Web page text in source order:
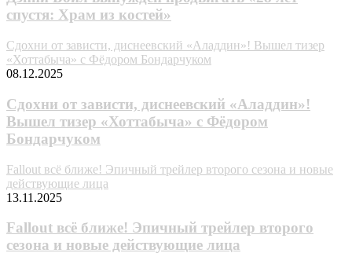
спустя: Храм из костей»
Сдохни от зависти, диснеевский «Аладдин»! Вышел тизер
«Хоттабыча» с Фёдором Бондарчуком
08.12.2025
Сдохни от зависти, диснеевский «Аладдин»!
Вышел тизер «Хоттабыча» с Фёдором
Бондарчуком
Fallout всё ближе! Эпичный трейлер второго сезона и новые
действующие лица
13.11.2025
Fallout всё ближе! Эпичный трейлер второго
сезона и новые действующие лица